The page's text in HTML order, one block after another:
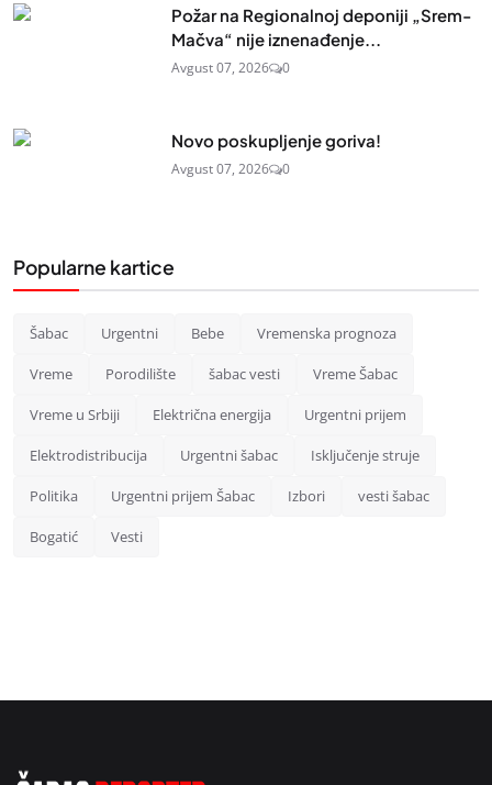
Požar na Regionalnoj deponiji „Srem-
Mačva“ nije iznenađenje...
Avgust 07, 2026 0
Novo poskupljenje goriva!
Avgust 07, 2026 0
Popularne kartice
Šabac Urgentni Bebe Vremenska prognoza
Vreme Porodilište šabac vesti Vreme Šabac
Vreme u Srbiji Električna energija Urgentni prijem
Elektrodistribucija Urgentni šabac Isključenje struje
Politika Urgentni prijem Šabac Izbori vesti šabac
Bogatić Vesti